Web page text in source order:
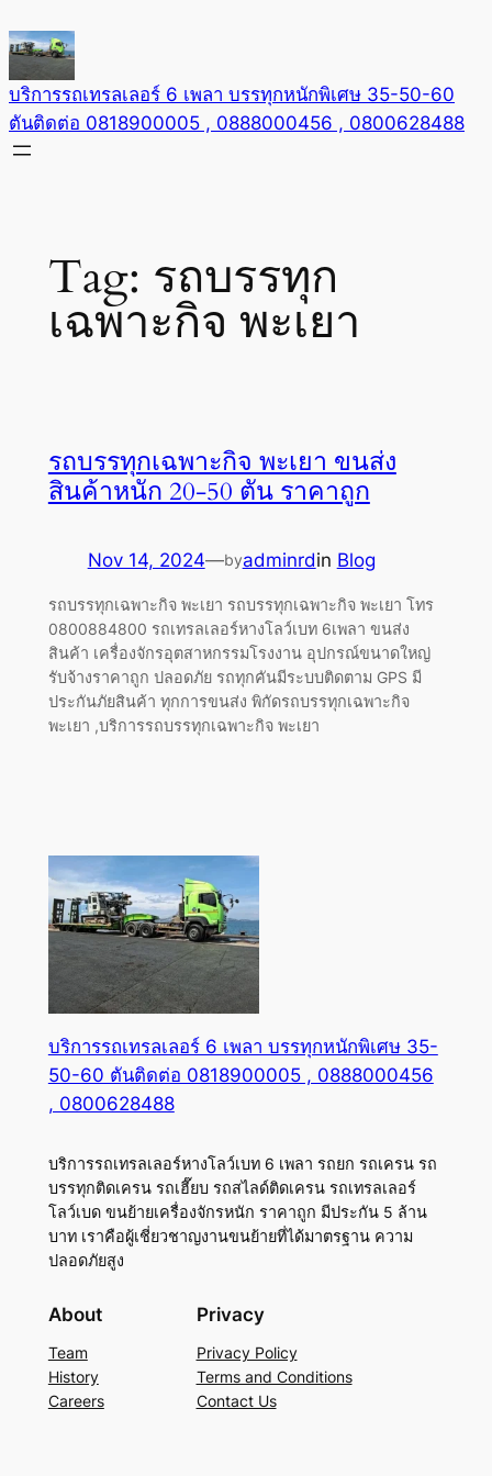
to
content
บริการรถเทรลเลอร์ 6 เพลา บรรทุกหนักพิเศษ 35-50-60
ตันติดต่อ 0818900005 , 0888000456 , 0800628488
Tag: รถบรรทุก
เฉพาะกิจ พะเยา
รถบรรทุกเฉพาะกิจ พะเยา ขนส่ง
สินค้าหนัก 20-50 ตัน ราคาถูก
Nov 14, 2024—byadminrdin Blog
รถบรรทุกเฉพาะกิจ พะเยา รถบรรทุกเฉพาะกิจ พะเยา โทร
0800884800 รถเทรลเลอร์หางโลว์เบท 6เพลา ขนส่ง
สินค้า เครื่องจักรอุตสาหกรรมโรงงาน อุปกรณ์ขนาดใหญ่
รับจ้างราคาถูก ปลอดภัย รถทุกคันมีระบบติดตาม GPS มี
ประกันภัยสินค้า ทุกการขนส่ง พิกัดรถบรรทุกเฉพาะกิจ
พะเยา ,บริการรถบรรทุกเฉพาะกิจ พะเยา
บริการรถเทรลเลอร์ 6 เพลา บรรทุกหนักพิเศษ 35-
50-60 ตันติดต่อ 0818900005 , 0888000456
, 0800628488
บริการรถเทรลเลอร์หางโลว์เบท 6 เพลา รถยก รถเครน รถ
บรรทุกติดเครน รถเฮี๊ยบ รถสไลด์ติดเครน รถเทรลเลอร์
โลว์เบด ขนย้ายเครื่องจักรหนัก ราคาถูก มีประกัน 5 ล้าน
บาท เราคือผู้เชี่ยวชาญงานขนย้ายที่ได้มาตรฐาน ความ
ปลอดภัยสูง
About
Team
History
Careers
Privacy
Privacy Policy
Terms and Conditions
Contact Us